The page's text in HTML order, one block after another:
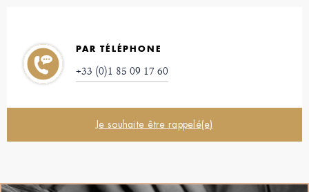
PAR TÉLÉPHONE
+33 (0)1 85 09 17 60
Je souhaite être rappelé(e)